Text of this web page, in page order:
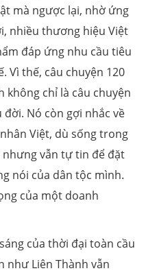
mà ngược lại, nhờ ứng
nhiều thương hiệu Việt
đáp ứng nhu cầu tiêu
Vì thế, câu chuyện 120
không chỉ là câu chuyện
Nó còn gợi nhắc về
Việt, dù sống trong
vẫn tự tin để đặt
nói của dân tộc mình.
của một doanh
của thời đại toàn cầu
như Liên Thành vẫn